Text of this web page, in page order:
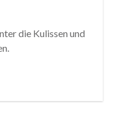
die Kulissen und